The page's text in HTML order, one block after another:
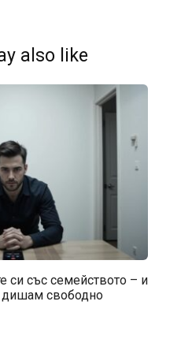
also like
си със семейството – и
дишам свободно